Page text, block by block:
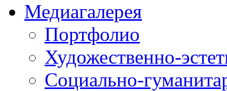
Медиагалерея
Портфолио
Художественно-
Социально-